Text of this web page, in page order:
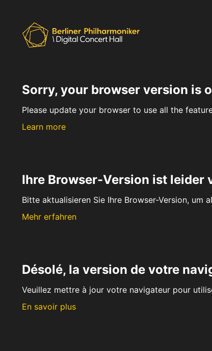
Sorry, your browser version is
Please update your browser to use all the
Learn more
Ihre Browser-Version ist leider
Bitte aktualisieren Sie Ihre Browser-Version, um
Mehr erfahren
Désolé, la version de votre
Veuillez mettre à jour votre navigateur pour
En savoir plus